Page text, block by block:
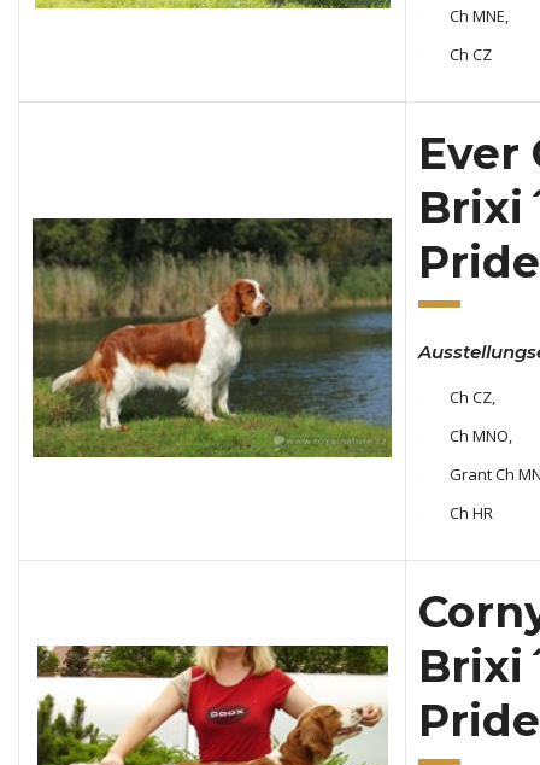
Ch MNE,
Ch CZ
Ever
Pride
Ch CZ,
Ch MNO,
Grant Ch
Ch HR
Pride